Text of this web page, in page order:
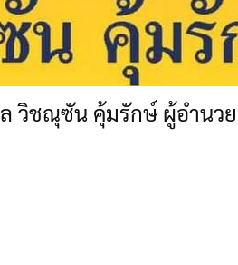
วิชณุซัน คุ้มรักษ์ ผู้อำนว